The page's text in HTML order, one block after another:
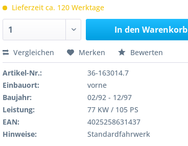
Lieferzeit ca. 120 Werktage
In den Warenkorb
Vergleichen Merken Bewerten
Artikel-Nr.:
36-163014.7
Einbauort:
vorne
Baujahr:
02/92 - 12/97
Leistung:
77 KW / 105 PS
EAN:
4025258631437
Hinweise:
Standardfahrwerk